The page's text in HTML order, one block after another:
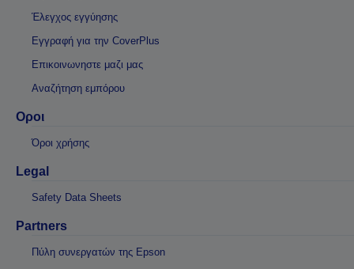
Έλεγχος εγγύησης
Εγγραφή για την CoverPlus
Επικοινωνηστε μαζι μας
Αναζήτηση εμπόρου
Οροι
Όροι χρήσης
Legal
Safety Data Sheets
Partners
Πύλη συνεργατών της Epson